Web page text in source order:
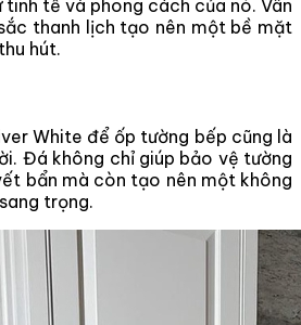
tinh tế và phong cách của nó. Vân
thanh lịch tạo nên một bề mặt
hút.
White để ốp tường bếp cũng là
Đá không chỉ giúp bảo vệ tường
bẩn mà còn tạo nên một không
trọng.